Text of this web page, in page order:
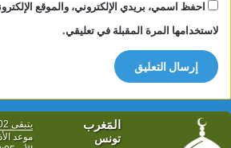
احفظ اسمي، بريدي الإلكتروني، والموقع
لاستخدامها المرة المقبلة في تعليقي.